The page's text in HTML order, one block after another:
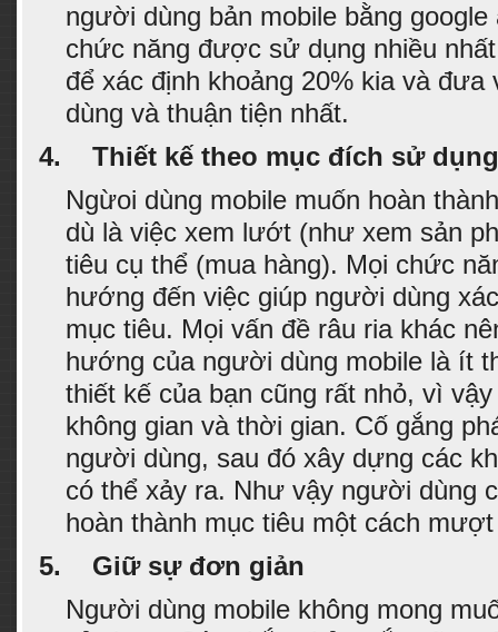
người dùng bản mobile bằng
chức năng được sử dụng nhiều
để xác định khoảng 20% kia và đưa
dùng và thuận tiện nhất.
4.
Thiết kế theo mục đích sử dụng
Ngừoi dùng mobile muốn hoàn
dù là việc xem lướt (như xem sản
tiêu cụ thể (mua hàng). Mọi chức
hướng đến việc giúp người dùng
mục tiêu. Mọi vấn đề râu ria khác
hướng của người dùng mobile là ít
thiết kế của bạn cũng rất nhỏ, vì
không gian và thời gian. Cố gắng
người dùng, sau đó xây dựng các
có thể xảy ra. Như vậy người dùng
hoàn thành mục tiêu một cách
5.
Giữ sự đơn giản
Người dùng mobile không mong